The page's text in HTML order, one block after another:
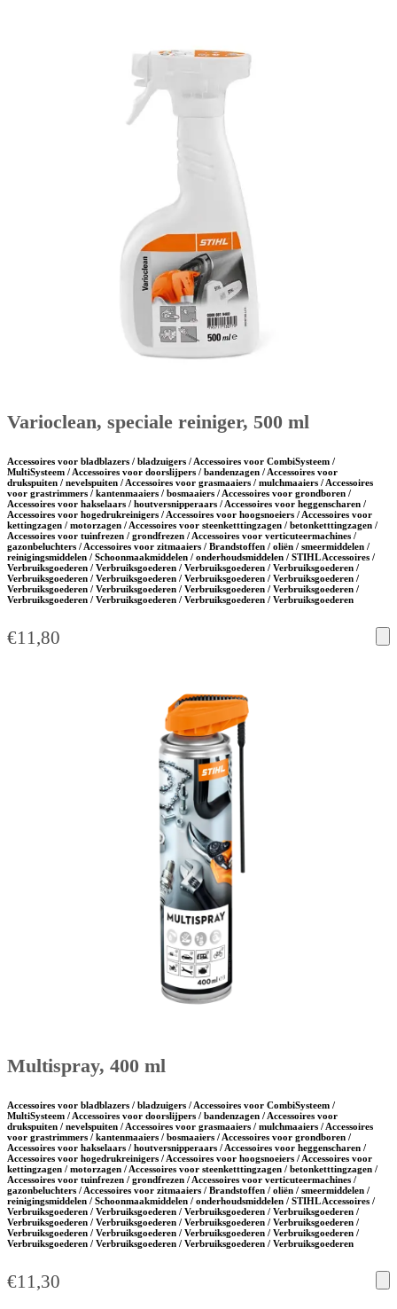
Varioclean, speciale reiniger, 500 ml
Accessoires voor bladblazers / bladzuigers / Accessoires voor CombiSysteem /
MultiSysteem / Accessoires voor doorslijpers / bandenzagen / Accessoires voor
drukspuiten / nevelspuiten / Accessoires voor grasmaaiers / mulchmaaiers / Accessoires
voor grastrimmers / kantenmaaiers / bosmaaiers / Accessoires voor grondboren /
Accessoires voor hakselaars / houtversnipperaars / Accessoires voor heggenscharen /
Accessoires voor hogedrukreinigers / Accessoires voor hoogsnoeiers / Accessoires voor
kettingzagen / motorzagen / Accessoires voor steenketttingzagen / betonketttingzagen /
Accessoires voor tuinfrezen / grondfrezen / Accessoires voor verticuteermachines /
gazonbeluchters / Accessoires voor zitmaaiers / Brandstoffen / oliën / smeermiddelen /
reinigingsmiddelen / Schoonmaakmiddelen / onderhoudsmiddelen / STIHL Accessoires /
Verbruiksgoederen / Verbruiksgoederen / Verbruiksgoederen / Verbruiksgoederen /
Verbruiksgoederen / Verbruiksgoederen / Verbruiksgoederen / Verbruiksgoederen /
Verbruiksgoederen / Verbruiksgoederen / Verbruiksgoederen / Verbruiksgoederen /
Verbruiksgoederen / Verbruiksgoederen / Verbruiksgoederen / Verbruiksgoederen
€11,80
Multispray, 400 ml
Accessoires voor bladblazers / bladzuigers / Accessoires voor CombiSysteem /
MultiSysteem / Accessoires voor doorslijpers / bandenzagen / Accessoires voor
drukspuiten / nevelspuiten / Accessoires voor grasmaaiers / mulchmaaiers / Accessoires
voor grastrimmers / kantenmaaiers / bosmaaiers / Accessoires voor grondboren /
Accessoires voor hakselaars / houtversnipperaars / Accessoires voor heggenscharen /
Accessoires voor hogedrukreinigers / Accessoires voor hoogsnoeiers / Accessoires voor
kettingzagen / motorzagen / Accessoires voor steenketttingzagen / betonketttingzagen /
Accessoires voor tuinfrezen / grondfrezen / Accessoires voor verticuteermachines /
gazonbeluchters / Accessoires voor zitmaaiers / Brandstoffen / oliën / smeermiddelen /
reinigingsmiddelen / Schoonmaakmiddelen / onderhoudsmiddelen / STIHL Accessoires /
Verbruiksgoederen / Verbruiksgoederen / Verbruiksgoederen / Verbruiksgoederen /
Verbruiksgoederen / Verbruiksgoederen / Verbruiksgoederen / Verbruiksgoederen /
Verbruiksgoederen / Verbruiksgoederen / Verbruiksgoederen / Verbruiksgoederen /
Verbruiksgoederen / Verbruiksgoederen / Verbruiksgoederen / Verbruiksgoederen
€11,30